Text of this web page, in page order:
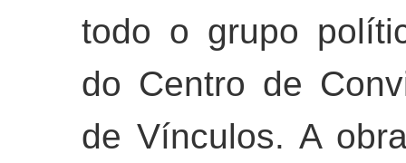
todo o grupo
do Centro de
de Vínculos. A